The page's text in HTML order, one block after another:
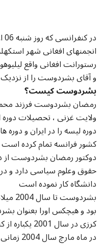
انجمنهای افغانی شهر
رستورانت افغانی واقع
و آقای بشردوست را از
بشردوست کیست؟
ولایت غزنی ، تحصیلات دوره
دوره لیسه را در ایران و
کشور فرانسه تمام کرده است
دوکتور رمضان بشردوست از
حقوق وعلوم سیاسی دارد و
دانشگاه کار نموده است
بود و هیچکس اورا بعنوان
کرزی در
در ماه